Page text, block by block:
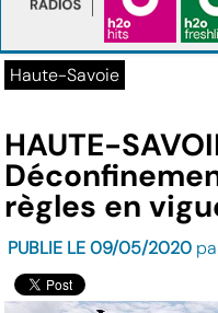
Haute-Savoie
HAUTE-
règles en
PUBLIE LE 09/05/2020